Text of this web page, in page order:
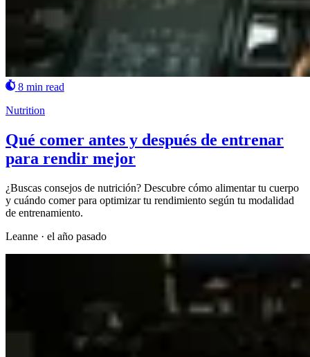
8 min read
Nutrition
Qué comer antes y después de entrenar
para rendir mejor
¿Buscas consejos de nutrición? Descubre cómo alimentar tu cuerpo
y cuándo comer para optimizar tu rendimiento según tu modalidad
de entrenamiento.
Leanne · el año pasado